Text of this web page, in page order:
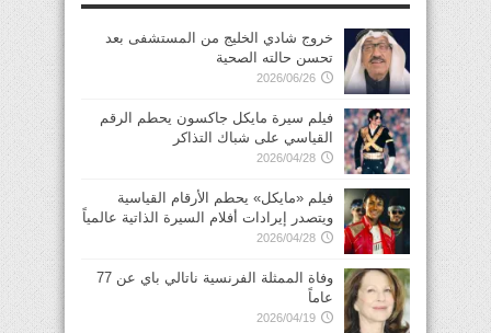
خروج شادي الخليج من المستشفى بعد
تحسن حالته الصحية
2026/06/26
فيلم سيرة مايكل جاكسون يحطم الرقم
القياسي على شباك التذاكر
2026/04/28
فيلم «مايكل» يحطم الأرقام القياسية
ويتصدر إيرادات أفلام السيرة الذاتية عالمياً
2026/04/28
وفاة الممثلة الفرنسية ناتالي باي عن 77
عاماً
2026/04/19